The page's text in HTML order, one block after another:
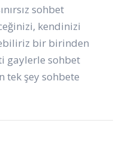
sohbet
kendinizi
bir birinden
gaylerle sohbet
tek şey sohbete